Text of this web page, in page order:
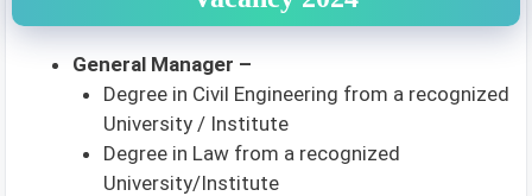
General Manager –
Degree in Civil Engineering from a recognized
University / Institute
Degree in Law from a recognized
University/Institute